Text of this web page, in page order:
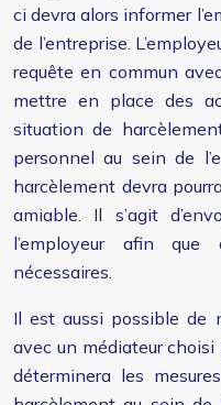
ci devra alors informer
de l’entreprise.
requête en commun
mettre en place des
situation de
personnel au sein de
harcèlement devra
amiable. Il s’agit
l’employeur afin que
nécessaires.
Il est aussi possible de
avec un médiateur choisi
déterminera les